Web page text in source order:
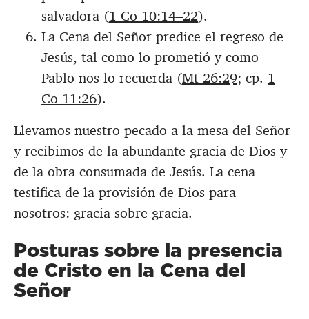
salvadora (1 Co 10:14–22).
La Cena del Señor predice el regreso de
Jesús, tal como lo prometió y como
Pablo nos lo recuerda (Mt 26:29; cp. 1
Co 11:26).
Llevamos nuestro pecado a la mesa del Señor
y recibimos de la abundante gracia de Dios y
de la obra consumada de Jesús. La cena
testifica de la provisión de Dios para
nosotros: gracia sobre gracia.
Posturas sobre la presencia
de Cristo en la Cena del
Señor